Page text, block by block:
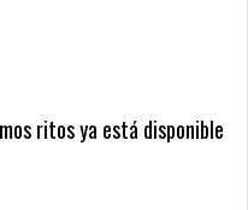
ritos ya está disponible